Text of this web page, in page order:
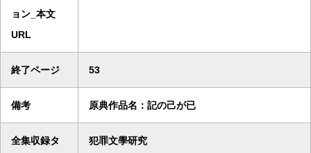
ョン_本文
URL
終了ページ 53
備考 原典作品名：記の己が已
全集収録タ
犯罪文學研究